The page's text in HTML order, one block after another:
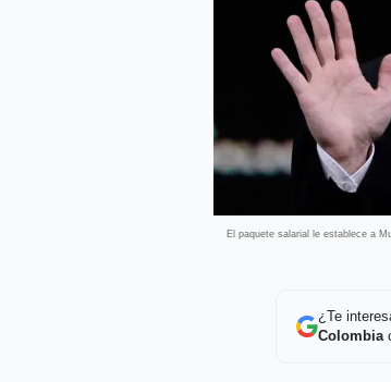
El paquete salarial le establece a
¿Te
Colombia